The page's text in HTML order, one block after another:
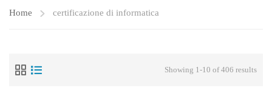
Home certificazione di informatica
Showing 1-10 of 406 results